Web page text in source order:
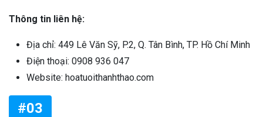
Thông tin liên hệ:
Địa chỉ: 449 Lê Văn Sỹ, P.2, Q. Tân Bình, TP. Hồ Chí Minh
Điện thoại: 0908 936 047
Website: hoatuoithanhthao.com
#03